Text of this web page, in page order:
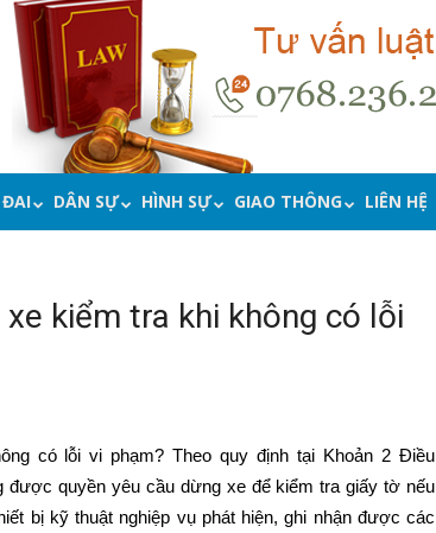
DÂN SỰ HÌNH SỰ GIAO THÔNG LIÊN HỆ
kiểm tra khi không có lỗi
có lỗi vi phạm? Theo quy định tại Khoản 2 Điều
được quyền yêu cầu dừng xe để kiểm tra giấy tờ nếu
bị kỹ thuật nghiệp vụ phát hiện, ghi nhận được các